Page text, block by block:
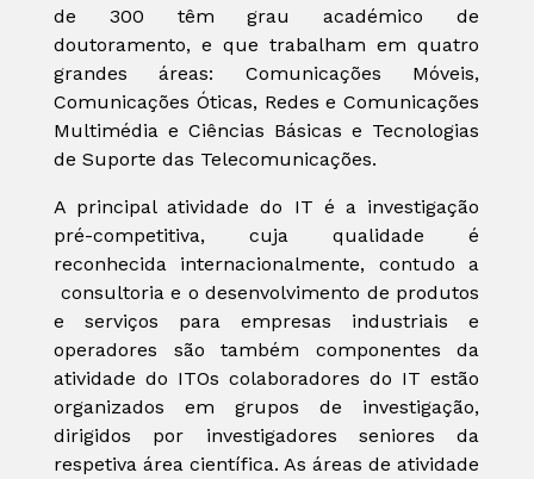
de 300 têm grau académico de
doutoramento, e que trabalham em quatro
grandes áreas: Comunicações Móveis,
Comunicações Óticas, Redes e Comunicações
Multimédia e Ciências Básicas e Tecnologias
de Suporte das Telecomunicações.
A principal atividade do IT é a investigação
pré-competitiva, cuja qualidade é
reconhecida internacionalmente, contudo a
consultoria e o desenvolvimento de produtos
e serviços para empresas industriais e
operadores são também componentes da
atividade do ITOs colaboradores do IT estão
organizados em grupos de investigação,
dirigidos por investigadores seniores da
respetiva área científica. As áreas de atividade